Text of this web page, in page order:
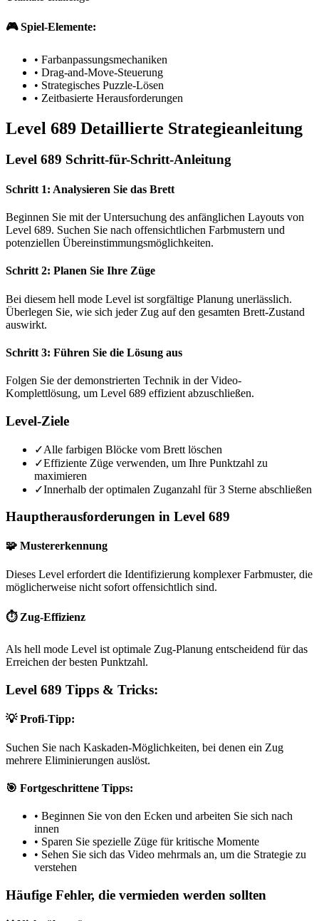
🎮 Spiel-Elemente:
• Farbanpassungsmechaniken
• Drag-and-Move-Steuerung
• Strategisches Puzzle-Lösen
• Zeitbasierte Herausforderungen
Level 689 Detaillierte Strategieanleitung
Level 689 Schritt-für-Schritt-Anleitung
Schritt 1: Analysieren Sie das Brett
Beginnen Sie mit der Untersuchung des anfänglichen Layouts von
Level 689. Suchen Sie nach offensichtlichen Farbmustern und
potenziellen Übereinstimmungsmöglichkeiten.
Schritt 2: Planen Sie Ihre Züge
Bei diesem hell mode Level ist sorgfältige Planung unerlässlich.
Überlegen Sie, wie sich jeder Zug auf den gesamten Brett-Zustand
auswirkt.
Schritt 3: Führen Sie die Lösung aus
Folgen Sie der demonstrierten Technik in der Video-
Komplettlösung, um Level 689 effizient abzuschließen.
Level-Ziele
✓Alle farbigen Blöcke vom Brett löschen
✓Effiziente Züge verwenden, um Ihre Punktzahl zu
maximieren
✓Innerhalb der optimalen Zuganzahl für 3 Sterne abschließen
Hauptherausforderungen in Level 689
🧩 Mustererkennung
Dieses Level erfordert die Identifizierung komplexer Farbmuster, die
möglicherweise nicht sofort offensichtlich sind.
⏱️ Zug-Effizienz
Als hell mode Level ist optimale Zug-Planung entscheidend für das
Erreichen der besten Punktzahl.
Level 689 Tipps & Tricks:
💡 Profi-Tipp:
Suchen Sie nach Kaskaden-Möglichkeiten, bei denen ein Zug
mehrere Eliminierungen auslöst.
🎯 Fortgeschrittene Tipps:
• Beginnen Sie von den Ecken und arbeiten Sie sich nach
innen
• Sparen Sie spezielle Züge für kritische Momente
• Sehen Sie sich das Video mehrmals an, um die Strategie zu
verstehen
Häufige Fehler, die vermieden werden sollten